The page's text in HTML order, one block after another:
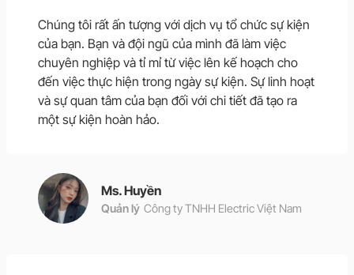
Chúng tôi rất ấn tượng với dịch vụ tổ chức sự kiện
của bạn. Bạn và đội ngũ của mình đã làm việc
chuyên nghiệp và tỉ mỉ từ việc lên kế hoạch cho
đến việc thực hiện trong ngày sự kiện. Sự linh hoạt
và sự quan tâm của bạn đối với chi tiết đã tạo ra
một sự kiện hoàn hảo.
Ms. Huyền
Quản lý Công ty TNHH Electric Việt Nam